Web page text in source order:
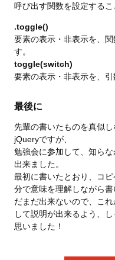
呼び出す関数を設定するこ
.toggle()
要素の表示・非表示を、
す。
toggle(switch)
要素の表示・非表示を、引
最後に
先輩の書いたものを真似
jQueryですが、
勉強会に参加して、知ら
出来ました。
最初に書いたとおり、コ
分で意味を理解しながら
だまだ出来ないので、こ
して説明が出来るよう、
思いました！